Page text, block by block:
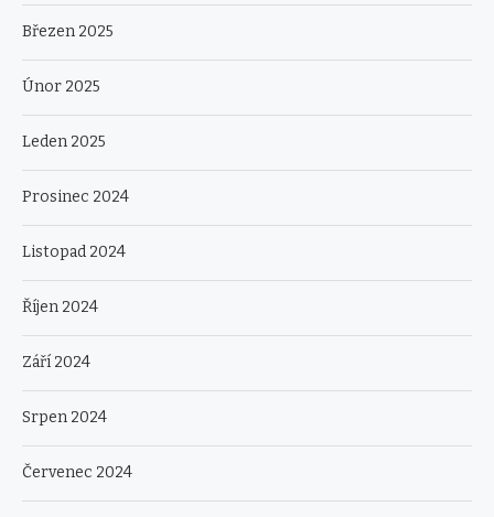
Březen 2025
Únor 2025
Leden 2025
Prosinec 2024
Listopad 2024
Říjen 2024
Září 2024
Srpen 2024
Červenec 2024